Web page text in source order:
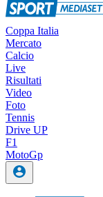
Coppa Italia
Mercato
Calcio
Live
Risultati
Video
Foto
Tennis
Drive UP
F1
MotoGp